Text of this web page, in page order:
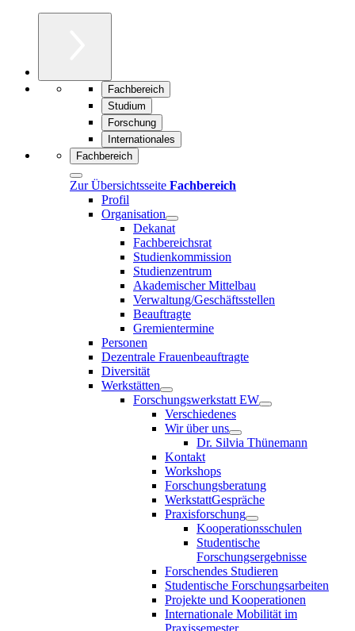
Fachbereich
Studium
Forschung
Internationales
Fachbereich
Zur Übersichtsseite Fachbereich
Profil
Organisation
Dekanat
Fachbereichsrat
Studienkommission
Studienzentrum
Akademischer Mittelbau
Verwaltung/Geschäftsstellen
Beauftragte
Gremientermine
Personen
Dezentrale Frauenbeauftragte
Diversität
Werkstätten
Forschungswerkstatt EW
Verschiedenes
Wir über uns
Dr. Silvia Thünemann
Kontakt
Workshops
Forschungsberatung
WerkstattGespräche
Praxisforschung
Kooperationsschulen
Studentische
Forschungsergebnisse
Forschendes Studieren
Studentische Forschungsarbeiten
Projekte und Kooperationen
Internationale Mobilität im
Praxissemester